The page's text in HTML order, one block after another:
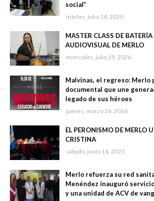
social”
martes, julio 14, 2020
MASTER CLASS DE BATERÍA
AUDIOVISUAL DE MERLO
miércoles, julio 29, 2026
Malvinas, el regreso: Merlo
documental que une
legado de sus héroes
jueves, marzo 26, 2026
EL PERONISMO DE MERLO
CRISTINA
sábado, junio 14, 2025
Merlo refuerza su red
Menéndez inauguró
y una unidad de ACV de